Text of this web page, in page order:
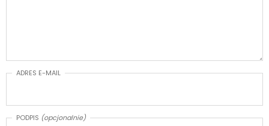
ADRES E-MAIL
PODPIS (opcjonalnie)